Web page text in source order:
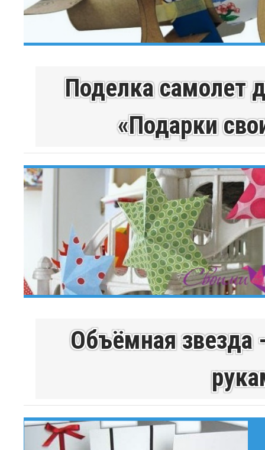
Поделка самолет
«Подарки
Объёмная звезда